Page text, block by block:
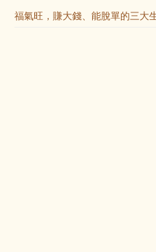
福氣旺，賺大錢、能脫單的三大